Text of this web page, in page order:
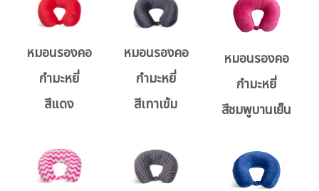
หมอนรองคอ
กำมะหยี่
สีแดง
หมอนรองคอ
กำมะหยี่
สีเทาเข้ม
หมอนรองคอ
กำมะหยี่
สีชมพูบานเย็น